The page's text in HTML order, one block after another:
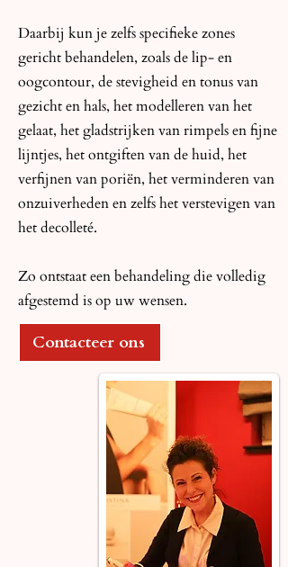
Daarbij kun je zelfs specifieke zones
gericht behandelen, zoals de lip- en
oogcontour, de stevigheid en tonus van
gezicht en hals, het modelleren van het
gelaat, het gladstrijken van rimpels en fijne
lijntjes, het ontgiften van de huid, het
verfijnen van poriën, het verminderen van
onzuiverheden en zelfs het verstevigen van
het decolleté.
Zo ontstaat een behandeling die volledig
afgestemd is op uw wensen.
Contacteer ons